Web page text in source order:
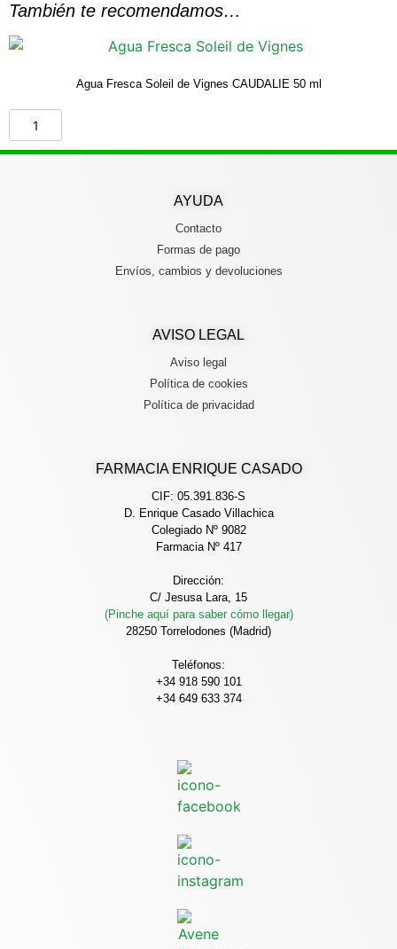
También te recomendamos…
Agua Fresca Soleil de Vignes CAUDALIE 50 ml
FARMACIA ENRIQUE CASADO
CIF: 05.391.836-S
D. Enrique Casado Villachica
Colegiado Nº 9082
Farmacia Nº 417
Dirección:
C/ Jesusa Lara, 15
(Pinche aquí para saber cómo llegar)
28250 Torrelodones (Madrid)
Teléfonos:
+34 918 590 101
+34 649 633 374
AVISO LEGAL
Aviso legal
Política de cookies
Política de privacidad
AYUDA
Contacto
Formas de pago
Envíos, cambios y devoluciones